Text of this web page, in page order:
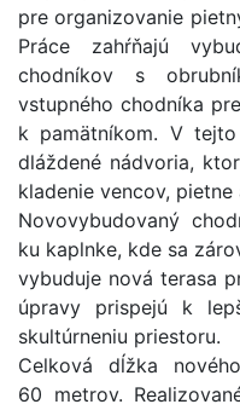
pre organizovanie
Práce zahŕňajú
chodníkov s
vstupného chodníka
k pamätníkom. V
dláždené nádvoria,
kladenie vencov,
Novovybudovaný
ku kaplnke, kde sa
vybuduje nová terasa
úpravy prispejú k
skultúrneniu priestoru.
Celková dĺžka
60 metrov.